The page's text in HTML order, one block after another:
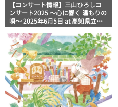
【コンサート情報】三山ひろしコ
ンサート2025 ～心に響く 温もりの
唄～ 2025年6月5日 at 高知県立県
像アリ】